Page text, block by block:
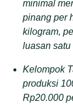
minimal
pinang per
kilogram,
luasan satu
Kelompok
produksi
Rp20.000